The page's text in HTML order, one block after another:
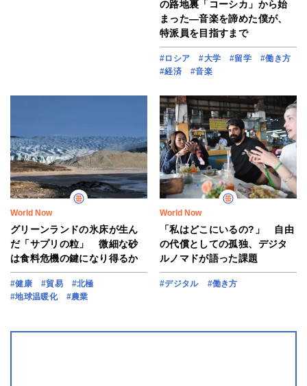
の路地裏「コーシカ」から始
まった―音楽を諦めた僕が、
特派員を目指すまで
#ロシア #大学 #留学
#働き方
#経済
#音楽
World Now
グリーンランドの氷床が生ん
だ「サプリの粒」 微細な砂
は食料危機の鍵になり得るか
#健康 #貿易
#北極
#地球温暖化
#農業
World Now
「私はどこにいるの?」 自由
の代償としての孤独、デジタ
ルノマドが語った課題
#デジタル #働き方